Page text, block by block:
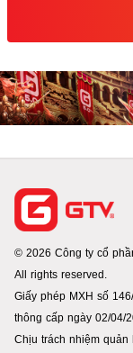
© 2026 Công ty cổ
All rights reserved.
Giấy phép MXH số
thông cấp ngày 02/04/
Chịu trách nhiệm